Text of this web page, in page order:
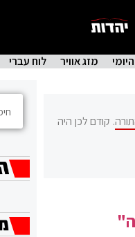
מזג אוויר לוח עברי
. קודם לכן היה